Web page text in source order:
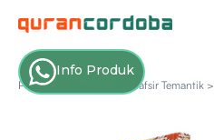
Info Produk
Produk Katalog > Seri Tafsir Temantik >